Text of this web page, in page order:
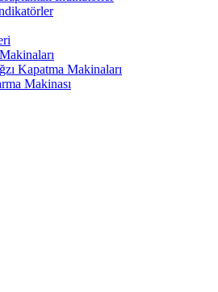
Kapatma Makinaları
Makinası